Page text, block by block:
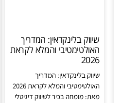
שיווק בלינקדאין: המדריך
האולטימטיבי והמלא לקראת
2026
שיווק בלינקדאין: המדריך
מאת: מומחה בכיר לשיווק דיגיטלי